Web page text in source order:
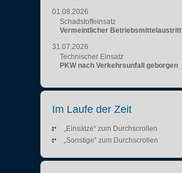
01.08.2026
Schadstoffeinsatz
Vermeintlicher Betriebsmittelaustritt
31.07.2026
Technischer Einsatz
PKW nach Verkehrsunfall geborgen
Im Laufe der Zeit
„Einsätze“ zum Durchscrollen
„Sonstige“ zum Durchscrollen